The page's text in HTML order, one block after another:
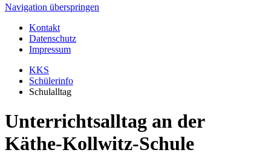
Navigation überspringen
Kontakt
Datenschutz
Impressum
KKS
Schülerinfo
Schulalltag
Unterrichtsalltag an der
Käthe-Kollwitz-Schule